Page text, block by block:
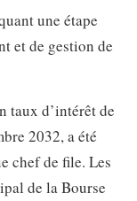
une étape
et de gestion de
taux d’intérêt de
2032, a été
chef de file. Les
de la Bourse